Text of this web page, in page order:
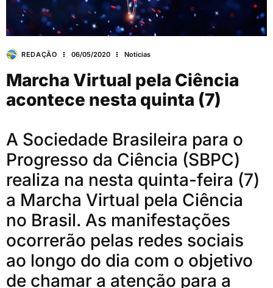
REDAÇÃO 06/05/2020 Notícias
Marcha Virtual pela Ciência
acontece nesta quinta (7)
A Sociedade Brasileira para o
Progresso da Ciência (SBPC)
realiza na nesta quinta-feira (7)
a Marcha Virtual pela Ciência
no Brasil. As manifestações
ocorrerão pelas redes sociais
ao longo do dia com o objetivo
de chamar a atenção para a